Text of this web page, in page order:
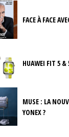
FACE À FACE
HUAWEI FIT 5 &
MUSE : LA
YONEX ?